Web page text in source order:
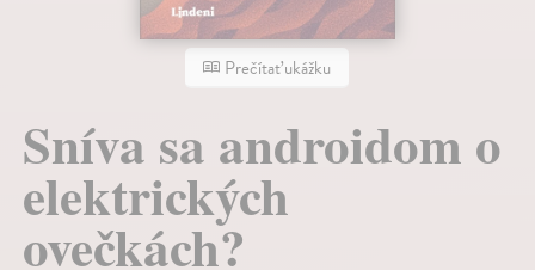
Prečítať ukážku
Sníva sa androidom o
elektrických
ovečkách?